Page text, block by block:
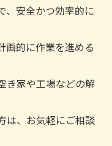
、安全かつ効率的に
画的に作業を進める
き家や工場などの解
は、お気軽にご相談